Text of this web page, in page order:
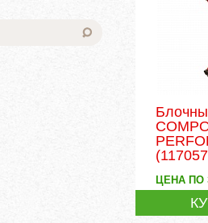
ЦЕНА ПО